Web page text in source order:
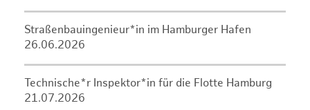
Straßenbauingenieur*in im Hamburger Hafen
26.06.2026
Technische*r Inspektor*in für die Flotte Hamburg
21.07.2026